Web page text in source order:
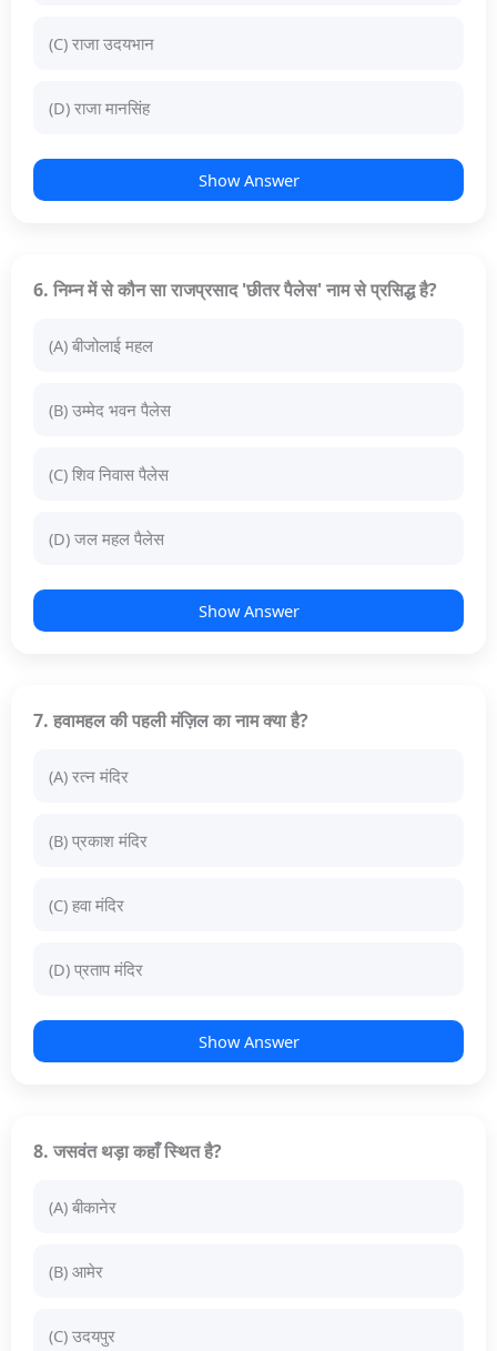
(C) राजा उदयभान
(D) राजा मानसिंह
Show Answer
6. निम्न में से कौन सा राजप्रसाद 'छीतर पैलेस' नाम से प्रसिद्ध है?
(A) बीजोलाई महल
(B) उम्मेद भवन पैलेस
(C) शिव निवास पैलेस
(D) जल महल पैलेस
Show Answer
7. हवामहल की पहली मंज़िल का नाम क्या है?
(A) रत्न मंदिर
(B) प्रकाश मंदिर
(C) हवा मंदिर
(D) प्रताप मंदिर
Show Answer
8. जसवंत थड़ा कहाँ स्थित है?
(A) बीकानेर
(B) आमेर
(C) उदयपुर